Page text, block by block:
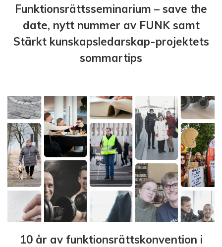
Funktionsrättsseminarium – save the
date, nytt nummer av FUNK samt
Stärkt kunskapsledarskap-projektets
sommartips
10 år av funktionsrättskonvention i